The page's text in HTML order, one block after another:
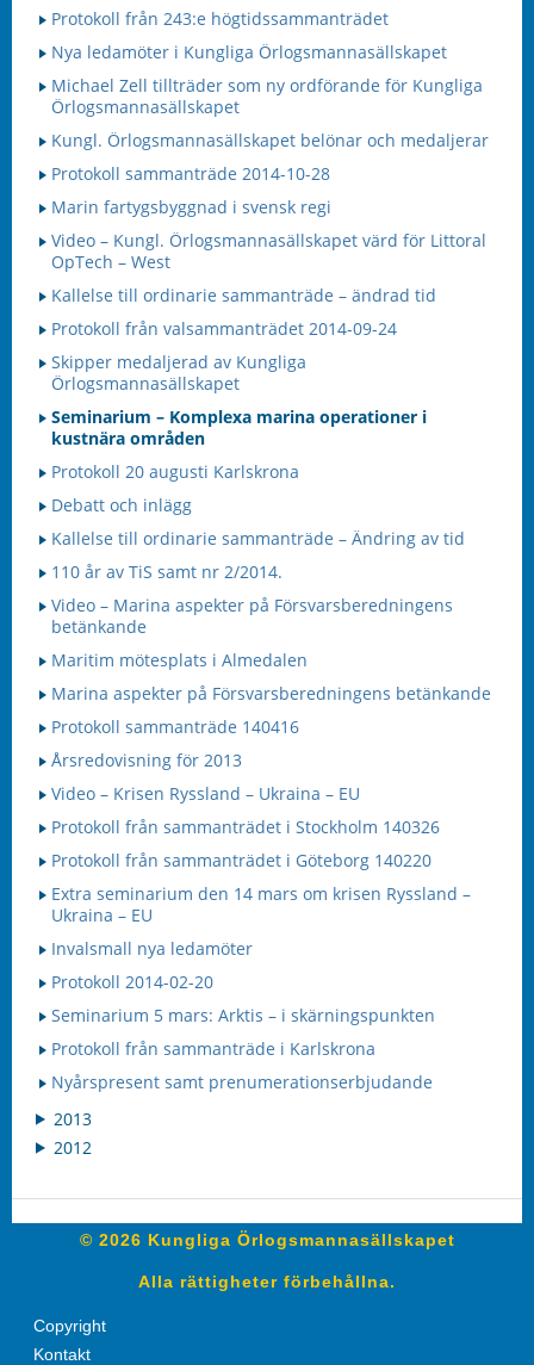
Protokoll från 243:e högtidssammanträdet
Nya ledamöter i Kungliga Örlogsmannasällskapet
Michael Zell tillträder som ny ordförande för Kungliga
Örlogsmannasällskapet
Kungl. Örlogsmannasällskapet belönar och medaljerar
Protokoll sammanträde 2014-10-28
Marin fartygsbyggnad i svensk regi
Video – Kungl. Örlogsmannasällskapet värd för Littoral
OpTech – West
Kallelse till ordinarie sammanträde – ändrad tid
Protokoll från valsammanträdet 2014-09-24
Skipper medaljerad av Kungliga
Örlogsmannasällskapet
Seminarium – Komplexa marina operationer i
kustnära områden
Protokoll 20 augusti Karlskrona
Debatt och inlägg
Kallelse till ordinarie sammanträde – Ändring av tid
110 år av TiS samt nr 2/2014.
Video – Marina aspekter på Försvarsberedningens
betänkande
Maritim mötesplats i Almedalen
Marina aspekter på Försvarsberedningens betänkande
Protokoll sammanträde 140416
Årsredovisning för 2013
Video – Krisen Ryssland – Ukraina – EU
Protokoll från sammanträdet i Stockholm 140326
Protokoll från sammanträdet i Göteborg 140220
Extra seminarium den 14 mars om krisen Ryssland –
Ukraina – EU
Invalsmall nya ledamöter
Protokoll 2014-02-20
Seminarium 5 mars: Arktis – i skärningspunkten
Protokoll från sammanträde i Karlskrona
Nyårspresent samt prenumerationserbjudande
2013
2012
© 2026 Kungliga Örlogsmannasällskapet
Alla rättigheter förbehållna.
Copyright
Kontakt